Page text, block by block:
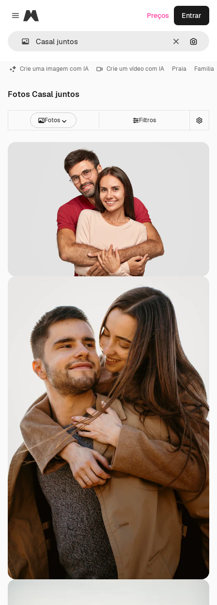
Close menu
Magnific
Limpar
Preços Entrar
Crie uma imagem com IA Crie um vídeo com IA Praia Familia
Fotos Casal juntos
Fotos Filtros